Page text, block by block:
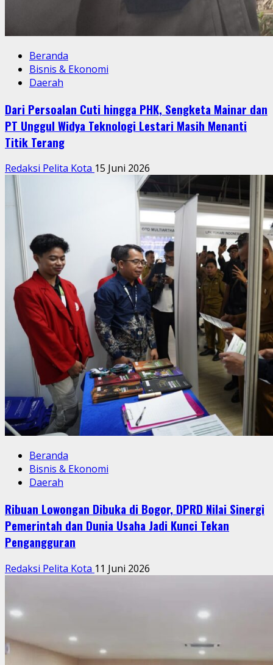
Beranda
Bisnis & Ekonomi
Daerah
Dari Persoalan Cuti hingga PHK, Sengketa Mainar dan
PT Unggul Widya Teknologi Lestari Masih Menanti
Titik Terang
Redaksi Pelita Kota 15 Juni 2026
Beranda
Bisnis & Ekonomi
Daerah
Ribuan Lowongan Dibuka di Bogor, DPRD Nilai Sinergi
Pemerintah dan Dunia Usaha Jadi Kunci Tekan
Pengangguran
Redaksi Pelita Kota 11 Juni 2026